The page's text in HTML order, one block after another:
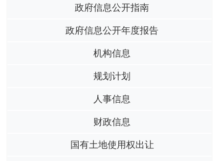
政府信息公开指南
政府信息公开年度报告
机构信息
规划计划
人事信息
财政信息
国有土地使用权出让